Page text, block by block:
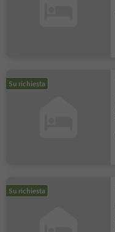
Su richiesta
Su richiesta